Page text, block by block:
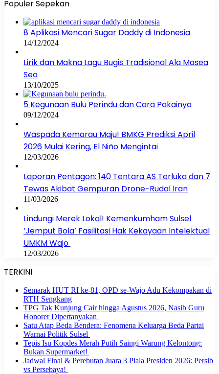
Populer Sepekan
8 Aplikasi Mencari Sugar Daddy di Indonesia
14/12/2024
Lirik dan Makna Lagu Bugis Tradisional Ala Masea
Sea
13/10/2025
5 Kegunaan Bulu Perindu dan Cara Pakainya
09/12/2024
Waspada Kemarau Maju! BMKG Prediksi April
2026 Mulai Kering, El Niño Mengintai
12/03/2026
Laporan Pentagon: 140 Tentara AS Terluka dan 7
Tewas Akibat Gempuran Drone-Rudal Iran
11/03/2026
Lindungi Merek Lokal! Kemenkumham Sulsel
‘Jemput Bola’ Fasilitasi Hak Kekayaan Intelektual
UMKM Wajo
12/03/2026
TERKINI
Semarak HUT RI ke-81, OPD se-Wajo Adu Kekompakan di
RTH Sengkang
TPG Tak Kunjung Cair hingga Agustus 2026, Nasib Guru
Honorer Dipertanyakan
Satu Atap Beda Bendera: Fenomena Keluarga Beda Partai
Warnai Politik Sulsel
Tepis Isu Kopdes Merah Putih Saingi Warung Kelontong:
Bukan Supermarket!
Jadwal Final & Perebutan Juara 3 Piala Presiden 2026: Persib
vs Persebaya!